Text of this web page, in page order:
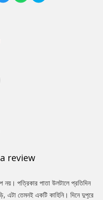
review
নয়। পত্রিকার পাতা উলটালে প্রতিদিন
এটা তেমনই একটি কাহিনি। দিনে দুপুরে